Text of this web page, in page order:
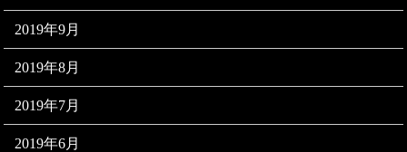
2019年9月
2019年8月
2019年7月
2019年6月